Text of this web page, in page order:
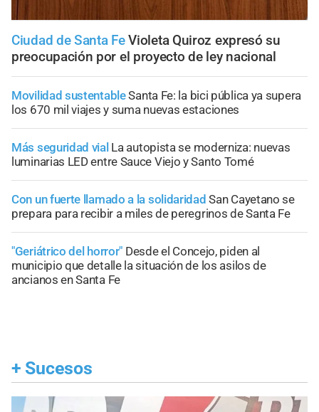
Ciudad de Santa Fe Violeta Quiroz expresó su
preocupación por el proyecto de ley nacional
Movilidad sustentableSanta Fe: la bici pública ya supera
los 670 mil viajes y suma nuevas estaciones
Más seguridad vial La autopista se moderniza: nuevas
luminarias LED entre Sauce Viejo y Santo Tomé
Con un fuerte llamado a la solidaridad San Cayetano se
prepara para recibir a miles de peregrinos de Santa Fe
"Geriátrico del horror" Desde el Concejo, piden al
municipio que detalle la situación de los asilos de
ancianos en Santa Fe
+ Sucesos